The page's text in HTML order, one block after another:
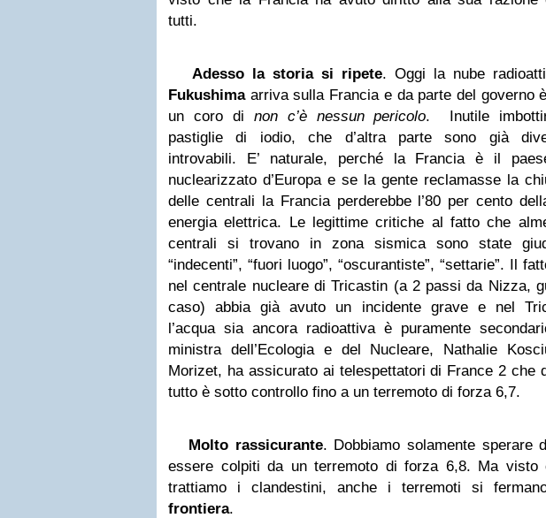
tutti.
Adesso la storia si ripete. Oggi la nube
Fukushimaarriva sulla Francia e da parte del governo
un coro di non c’è nessun pericolo. Inutile
pastiglie di iodio, che d’altra parte sono già
introvabili. E’ naturale, perché la Francia è il
nuclearizzato d’Europa e se la gente reclamasse la
delle centrali la Francia perderebbe l’80 per cento
energia elettrica. Le legittime critiche al fatto che
centrali si trovano in zona sismica sono state
“indecenti”, “fuori luogo”, “oscurantiste”, “settarie”. Il
nel centrale nucleare di Tricastin (a 2 passi da Nizza,
caso) abbia già avuto un incidente grave e nel
l’acqua sia ancora radioattiva è puramente
ministra dell’Ecologia e del Nucleare, Nathalie
Morizet, ha assicurato ai telespettatori di France 2 che
tutto è sotto controllo fino a un terremoto di forza 6,7.
Molto rassicurante. Dobbiamo solamente sperare
essere colpiti da un terremoto di forza 6,8. Ma visto
trattiamo i clandestini, anche i terremoti si
frontiera.